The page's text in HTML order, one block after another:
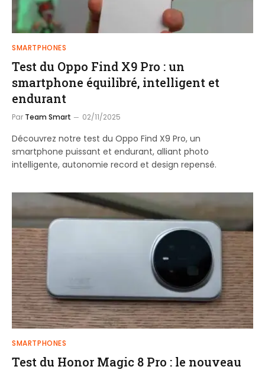
SMARTPHONES
Test du Oppo Find X9 Pro : un
smartphone équilibré, intelligent et
endurant
Par Team Smart 02/11/2025
Découvrez notre test du Oppo Find X9 Pro, un
smartphone puissant et endurant, alliant photo
intelligente, autonomie record et design repensé.
SMARTPHONES
Test du Honor Magic 8 Pro : le nouveau